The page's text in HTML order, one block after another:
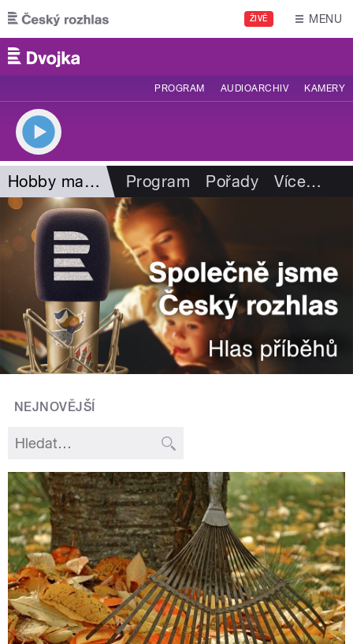
Přejít k hlavnímu obsahu
ŽIVĚ MENU
PROGRAM AUDIOARCHIV KAMERY
Hobby magazín Program Pořady Více…
NEJNOVĚJŠÍ